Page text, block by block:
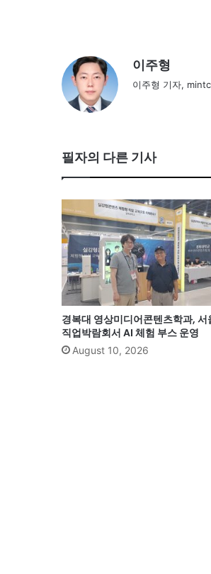
이주형
이주형 기자,
필자의 다른 기사
경복대 영상미디어콘텐츠학과, 서
직업박람회서 AI 체험 부스 운영
August 10, 2026